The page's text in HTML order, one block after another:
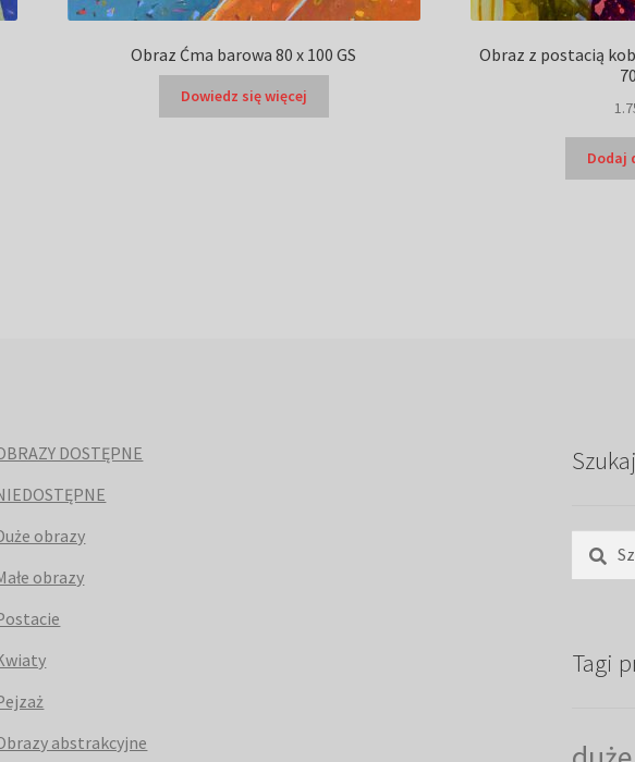
Obraz Ćma barowa 80 x 100 GS
Dowiedz się więcej
Obraz z postacią
Dodaj
DOSTĘPNE
obrazy
obrazy
abstrakcyjne
Szukaj:
Szukaj
Tagi